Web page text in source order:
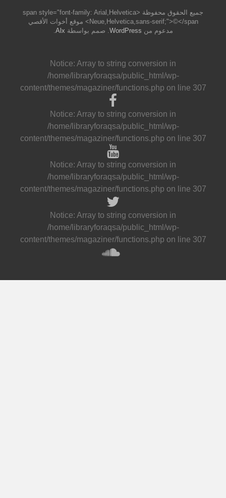
جميع الحقوق محفوظة <span style="font-family: Arial,Helvetica
Neue,Helvetica,sans-serif;">©</span> موقع أخوات الأقصي
مدعوم من WordPress . صمم بواسطة Alx
Notice: Array to string conversion in
/home/libraryforaqsa/public_html/wp-
content/themes/magaziner/functions.php on line 307
Notice: Array to string conversion in
/home/libraryforaqsa/public_html/wp-
content/themes/magaziner/functions.php on line 307
Notice: Array to string conversion in
/home/libraryforaqsa/public_html/wp-
content/themes/magaziner/functions.php on line 307
Notice: Array to string conversion in
/home/libraryforaqsa/public_html/wp-
content/themes/magaziner/functions.php on line 307